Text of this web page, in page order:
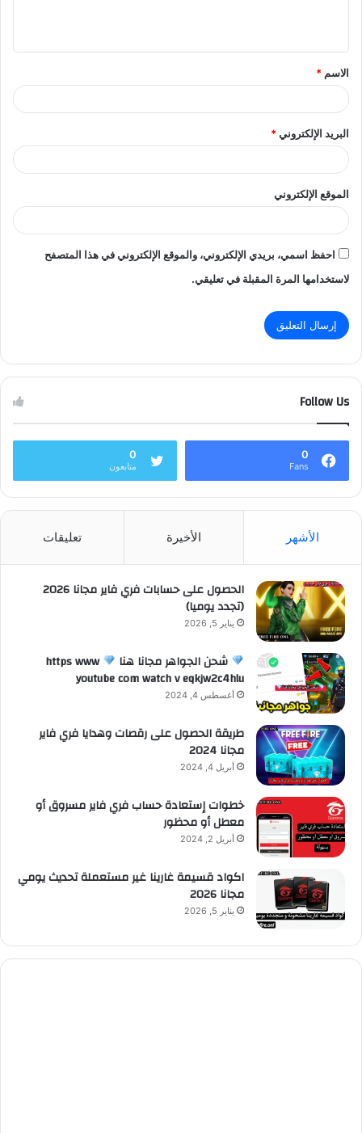
ق
*
الاسم *
البريد الإلكتروني*
الموقع الإلكتروني
احفظ اسمي، بريدي الإلكتروني، والموقع الإلكتروني في هذا المتصفح
لاستخدامها المرة المقبلة في تعليقي.
Follow Us
0
Fans
0
متابعون
الأشهر الأخيرة تعليقات
الحصول على حسابات فري فاير مجانا 2026
(تجدد يوميا)
يناير 5, 2026
شحن الجواهر مجانا هنا
https www
youtube com watch v eqkjw2c4hlu
أغسطس 4, 2024
طريقة الحصول على رقصات وهدايا فري فاير
مجانا 2024
أبريل 4, 2024
خطوات إستعادة حساب فري فاير مسروق أو
معطل أو محظور
أبريل 2, 2024
اكواد قسيمة غارينا غير مستعملة تحديث يومي
مجانا 2026
يناير 5, 2026